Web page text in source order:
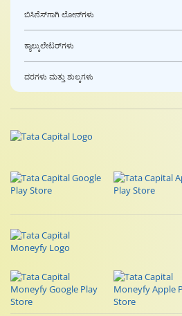
ಬಿಸಿನೆಸ್‌ಗಾಗಿ ಲೋನ್‌ಗಳು
ಕ್ಯಾಲ್ಕುಲೇಟರ್‌ಗಳು
ದರಗಳು ಮತ್ತು ಶುಲ್ಕಗಳು